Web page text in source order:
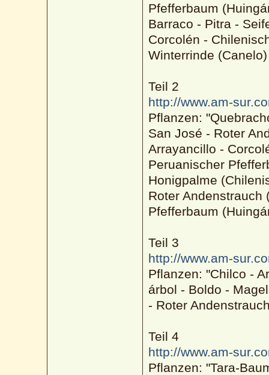
Pfefferbaum
Barraco - Pitra -
Corcolén -
Winterrinde
Teil 2
http://www.am-
Pflanzen:
San José - Roter
Arrayancillo -
Peruanischer
Honigpalme
Roter Andenstrauch
Pfefferbaum
Teil 3
http://www.am-
Pflanzen: "Chilco -
árbol - Boldo -
- Roter
Teil 4
http://www.am-
Pflanzen: "Tara-